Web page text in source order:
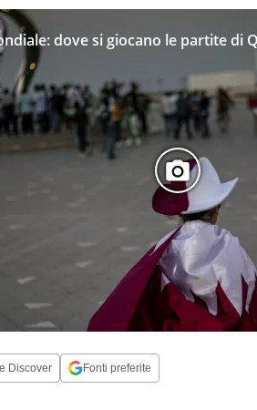
dove si giocano le partite di
Discover Fonti preferite